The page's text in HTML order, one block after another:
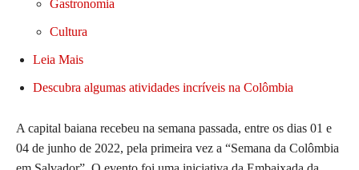
Gastronomia
Cultura
Leia Mais
Descubra algumas atividades incríveis na Colômbia
A capital baiana recebeu na semana passada, entre os dias 01 e
04 de junho de 2022, pela primeira vez a “Semana da Colômbia